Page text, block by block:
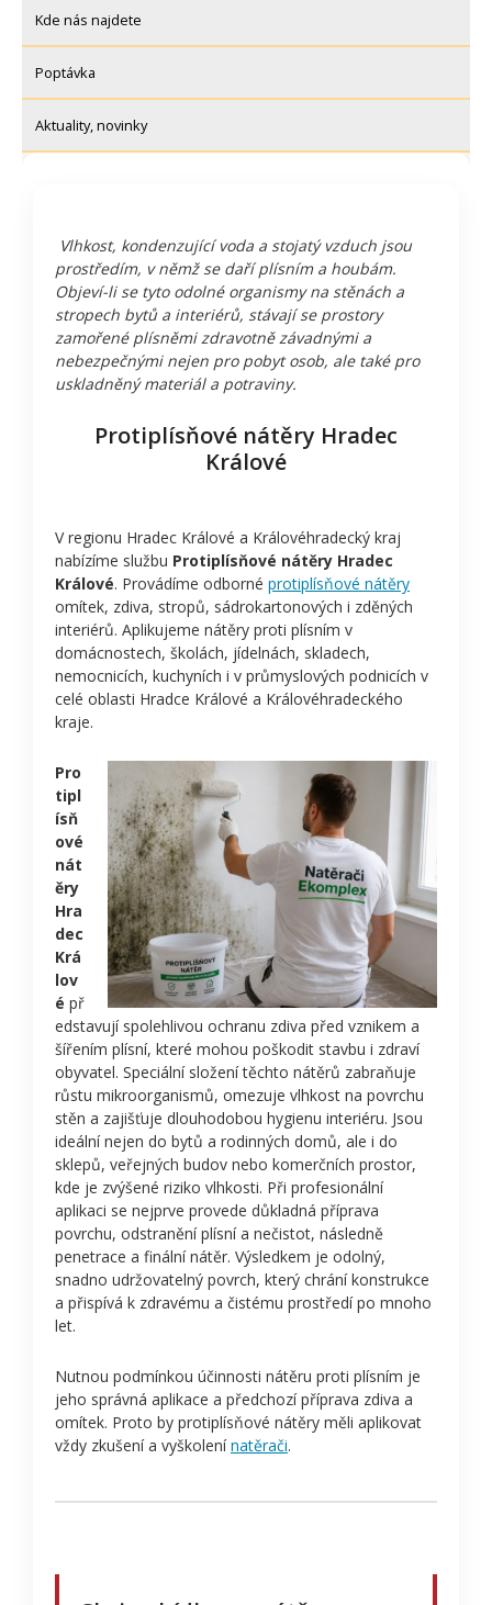
Kde nás najdete
Poptávka
Aktuality, novinky
Vlhkost, kondenzující voda a stojatý vzduch jsou
prostředím, v němž se daří plísním a houbám.
Objeví-li se tyto odolné organismy na stěnách a
stropech bytů a interiérů, stávají se prostory
zamořené plísněmi zdravotně závadnými a
nebezpečnými nejen pro pobyt osob, ale také pro
uskladněný materiál a potraviny.
Protiplísňové nátěry Hradec
Králové
V regionu Hradec Králové a Královéhradecký kraj
nabízíme službu Protiplísňové nátěry Hradec
Králové. Provádíme odborné protiplísňové nátěry
omítek, zdiva, stropů, sádrokartonových i zděných
interiérů. Aplikujeme nátěry proti plísním v
domácnostech, školách, jídelnách, skladech,
nemocnicích, kuchyních i v průmyslových podnicích v
celé oblasti Hradce Králové a Královéhradeckého
kraje.
Pro
tipl
ísň
ové
nát
ěry
Hra
dec
Krá
lov
é př
edstavují spolehlivou ochranu zdiva před vznikem a
šířením plísní, které mohou poškodit stavbu i zdraví
obyvatel. Speciální složení těchto nátěrů zabraňuje
růstu mikroorganismů, omezuje vlhkost na povrchu
stěn a zajišťuje dlouhodobou hygienu interiéru. Jsou
ideální nejen do bytů a rodinných domů, ale i do
sklepů, veřejných budov nebo komerčních prostor,
kde je zvýšené riziko vlhkosti. Při profesionální
aplikaci se nejprve provede důkladná příprava
povrchu, odstranění plísní a nečistot, následně
penetrace a finální nátěr. Výsledkem je odolný,
snadno udržovatelný povrch, který chrání konstrukce
a přispívá k zdravému a čistému prostředí po mnoho
let.
Nutnou podmínkou účinnosti nátěru proti plísním je
jeho správná aplikace a předchozí příprava zdiva a
omítek. Proto by protiplísňové nátěry měli aplikovat
vždy zkušení a vyškolenínatěrači.